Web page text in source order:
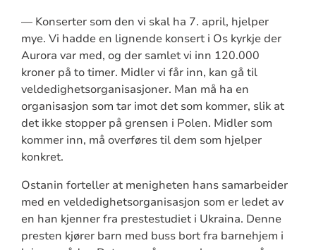
— Konserter som den vi skal ha 7. april, hjelper
mye. Vi hadde en lignende konsert i Os kyrkje der
Aurora var med, og der samlet vi inn 120.000
kroner på to timer. Midler vi får inn, kan gå til
veldedighetsorganisasjoner. Man må ha en
organisasjon som tar imot det som kommer, slik at
det ikke stopper på grensen i Polen. Midler som
kommer inn, må overføres til dem som hjelper
konkret.
Ostanin forteller at menigheten hans samarbeider
med en veldedighetsorganisasjon som er ledet av
en han kjenner fra prestestudiet i Ukraina. Denne
presten kjører barn med buss bort fra barnehjem i